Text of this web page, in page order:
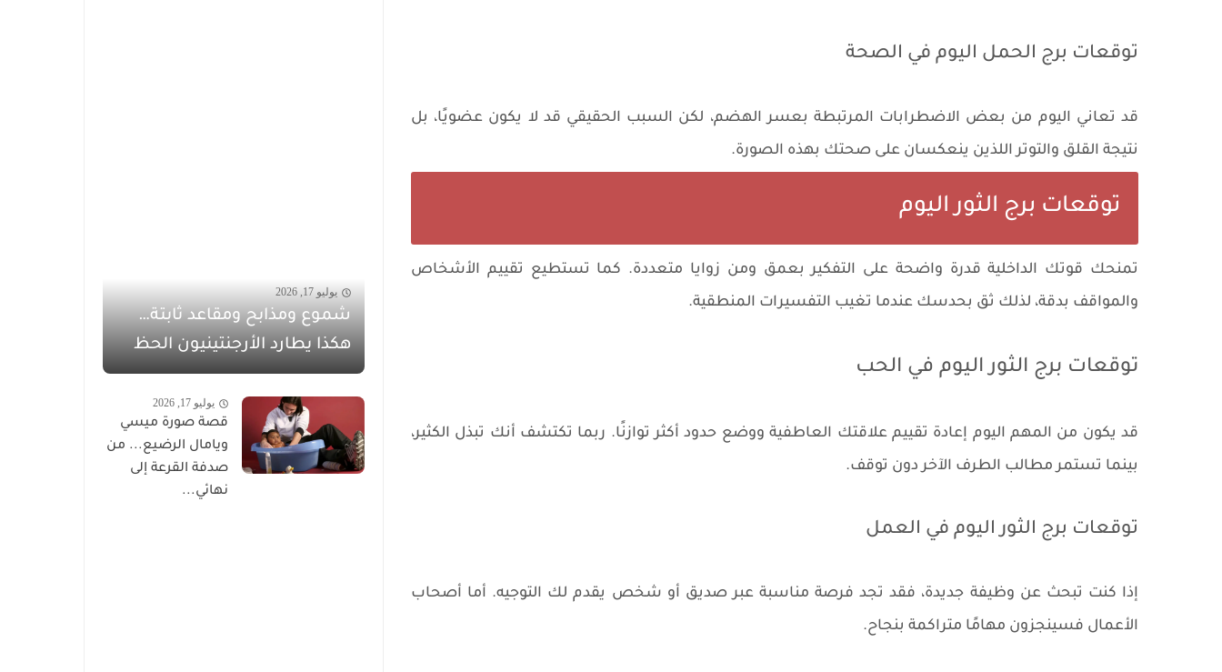
توقعات برج الحمل اليوم في الصحة
قد تعاني اليوم من بعض الاضطرابات المرتبطة بعسر الهضم، لكن السبب الحقيقي قد لا يكون عضويًا، بل
نتيجة القلق والتوتر اللذين ينعكسان على صحتك بهذه الصورة.
توقعات برج الثور اليوم
تمنحك قوتك الداخلية قدرة واضحة على التفكير بعمق ومن زوايا متعددة. كما تستطيع تقييم الأشخاص
والمواقف بدقة، لذلك ثق بحدسك عندما تغيب التفسيرات المنطقية.
توقعات برج الثور اليوم في الحب
قد يكون من المهم اليوم إعادة تقييم علاقتك العاطفية ووضع حدود أكثر توازنًا. ربما تكتشف أنك تبذل الكثير،
بينما تستمر مطالب الطرف الآخر دون توقف.
توقعات برج الثور اليوم في العمل
إذا كنت تبحث عن وظيفة جديدة، فقد تجد فرصة مناسبة عبر صديق أو شخص يقدم لك التوجيه. أما أصحاب
الأعمال فسينجزون مهامًا متراكمة بنجاح.
يوليو 17, 2026
شموع ومذابح ومقاعد ثابتة…
هكذا يطارد الأرجنتينيون الحظ
يوليو 17, 2026
قصة صورة ميسي
ويامال الرضيع... من
صدفة القرعة إلى
نهائي...